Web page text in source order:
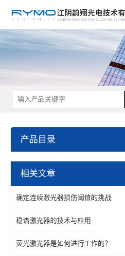
产品目录
光学仪器
相关文章
确定连续激光器损伤阈值的挑战
稳谱激光器的技术与应用
荧光激光器是如何进行工作的？